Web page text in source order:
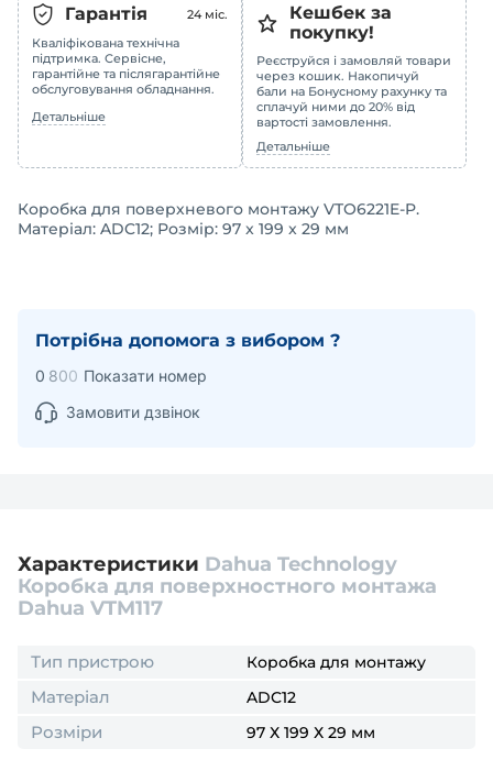
Гарантія 24 міс.
Кваліфікована технічна
підтримка. Сервісне,
гарантійне та післягарантійне
обслуговування обладнання.
Детальніше
Кешбек за
покупку!
Реєструйся і замовляй товари
через кошик. Накопичуй
бали на Бонусному рахунку та
сплачуй ними до 20% від
вартості замовлення.
Детальніше
Коробка для поверхневого монтажу VTO6221E-P.
Матеріал: ADC12; Розмір: 97 x 199 x 29 мм
Потрібна допомога з вибором ?
0 800 Показати номер
Замовити дзвінок
Характеристики Dahua Technology
Коробка для поверхностного монтажа
Dahua VTM117
Тип пристрою Коробка для монтажу
Матеріал ADC12
Розміри 97 Х 199 Х 29 мм